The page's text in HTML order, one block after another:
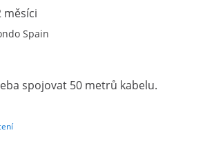
měsíci
Spain
spojovat 50 metrů kabelu.